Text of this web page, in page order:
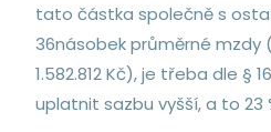
tato částka společně s
36násobek průměrné mzdy
1.582.812 Kč), je třeba dle §
uplatnit sazbu vyšší, a to 23